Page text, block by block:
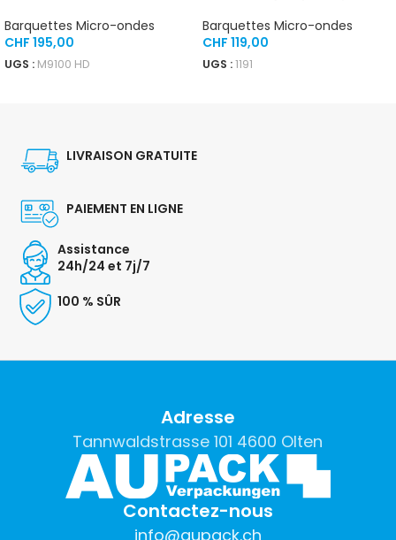
couvercle haut 400 / carton
Barquettes Micro-ondes
CHF 195,00
UGS : M9100 HD
carton
Barquettes Micro-ondes
CHF 119,00
UGS :1191
LIVRAISON GRATUITE
PAIEMENT EN LIGNE
Assistance
24h/24 et 7j/7
100 % SÛR
Adresse
Tannwaldstrasse 101 4600 Olten
Contactez-nous
info@aupack.ch